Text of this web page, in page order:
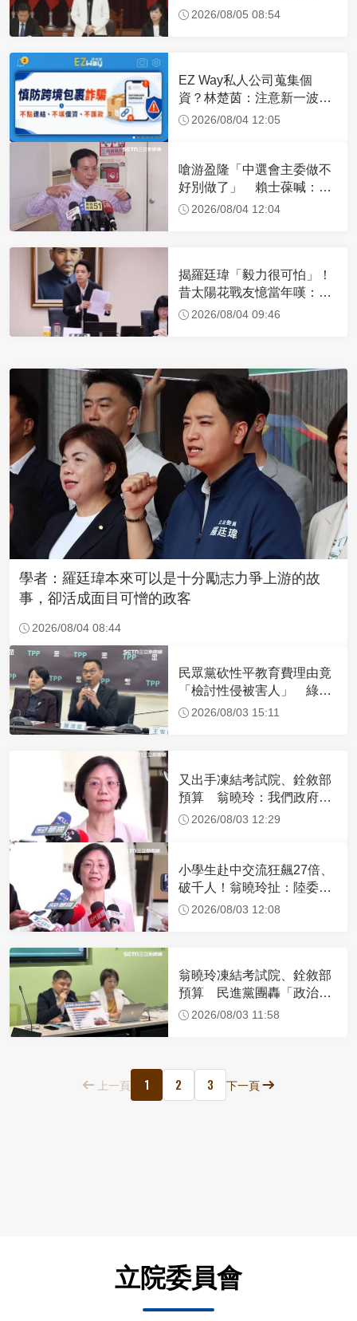
樣」 網轟：沒水準
2026/08/05 08:54
EZ Way私人公司蒐集個
資？林楚茵：注意新一波網
軍假訊息
2026/08/04 12:05
嗆游盈隆「中選會主委做不
好別做了」 賴士葆喊：去
看看美國公投
2026/08/04 12:04
揭羅廷瑋「毅力很可怕」！
昔太陽花戰友憶當年嘆：現
在我不認識他了
2026/08/04 09:46
學者：羅廷瑋本來可以是十分勵志力爭上游的故
事，卻活成面目可憎的政客
2026/08/04 08:44
民眾黨砍性平教育費理由竟
「檢討性侵被害人」 綠委
怒：我有沒有看錯？
2026/08/03 15:11
又出手凍結考試院、銓敘部
預算 翁曉玲：我們政府超
有錢！
2026/08/03 12:29
小學生赴中交流狂飆27倍、
破千人！翁曉玲扯：陸委會
也在搞統戰
2026/08/03 12:08
翁曉玲凍結考試院、銓敘部
預算 民進黨團轟「政治報
復」：有點貽笑大方
2026/08/03 11:58
上一頁 1 2 3 下一頁
立院委員會